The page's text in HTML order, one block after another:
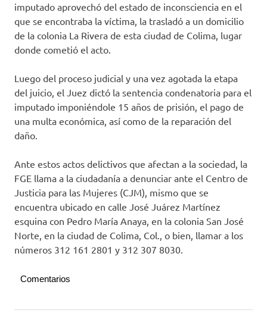
imputado aprovechó del estado de inconsciencia en el
que se encontraba la víctima, la trasladó a un domicilio
de la colonia La Rivera de esta ciudad de Colima, lugar
donde cometió el acto.
Luego del proceso judicial y una vez agotada la etapa
del juicio, el Juez dictó la sentencia condenatoria para el
imputado imponiéndole 15 años de prisión, el pago de
una multa económica, así como de la reparación del
daño.
Ante estos actos delictivos que afectan a la sociedad, la
FGE llama a la ciudadanía a denunciar ante el Centro de
Justicia para las Mujeres (CJM), mismo que se
encuentra ubicado en calle José Juárez Martínez
esquina con Pedro María Anaya, en la colonia San José
Norte, en la ciudad de Colima, Col., o bien, llamar a los
números 312 161 2801 y 312 307 8030.
Comentarios